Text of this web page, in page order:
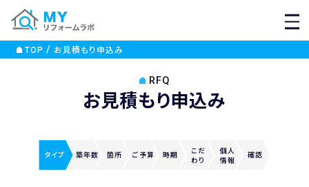
TOP お見積もり申込み
RFQ
お見積もり申込み
タイプ 築年数 箇所 ご 予算 時期
こだ
わり
個人
情報
確認